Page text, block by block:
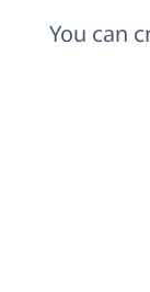
You can